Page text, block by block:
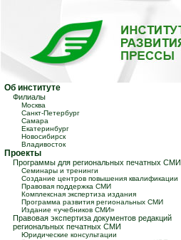
Об институте
Филиалы
Москва
Санкт-Петербург
Самара
Екатеринбург
Новосибирск
Владивосток
Проекты
Программы для региональных печатных СМИ
Семинары и тренинги
Создание центров повышения квалификации
Правовая поддержка СМИ
Комплексная экспертиза издания
Программа развития региональных СМИ
Издание «учебников СМИ»
Правовая экспертиза документов редакций
региональных печатных СМИ
Юридические консультации